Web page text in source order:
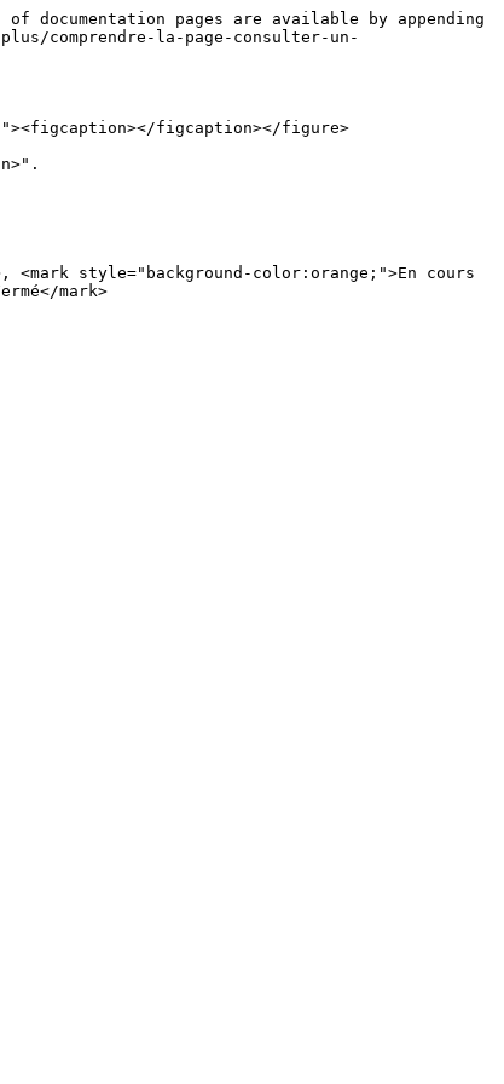
pages are available by appending
comprendre-la-page-consulter-un-
figcaption></figure>
style="background-color:orange;">En cours
mark>